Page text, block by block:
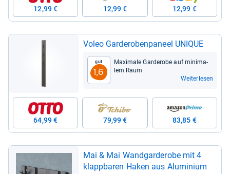
12,99 € 12,99 € 12,99 €
Voleo Gar­de­ro­ben­pa­neel UNI­QUE
Gut
1,6
Maxi­male Gar­de­robe auf mini­ma­
lem Raum
Weiterlesen
64,99 € 79,99 € 83,85 €
Mai & Mai Wand­gar­de­robe mit 4
klapp­ba­ren Haken aus Alu­mi­nium